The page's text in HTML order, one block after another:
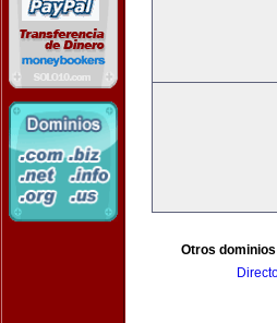
Otros